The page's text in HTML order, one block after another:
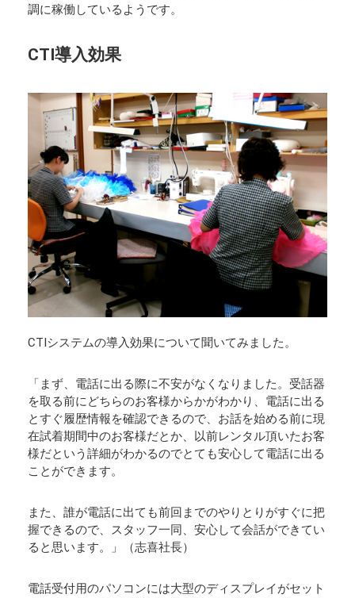
調に稼働しているようです。
CTI導入効果
CTIシステムの導入効果について聞いてみました。
「まず、電話に出る際に不安がなくなりました。受話器
を取る前にどちらのお客様からかがわかり、電話に出る
とすぐ履歴情報を確認できるので、お話を始める前に現
在試着期間中のお客様だとか、以前レンタル頂いたお客
様だという詳細がわかるのでとても安心して電話に出る
ことができます。
また、誰が電話に出ても前回までのやりとりがすぐに把
握できるので、スタッフ一同、安心して会話ができてい
ると思います。」（志喜社長）
電話受付用のパソコンには大型のディスプレイがセット